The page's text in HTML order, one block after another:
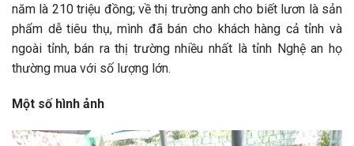
năm là 210 triệu đồng; về thị trường anh cho biết lươn là sản
phẩm dễ tiêu thụ, mình đã bán cho khách hàng cả tỉnh và
ngoài tỉnh, bán ra thị trường nhiều nhất là tỉnh Nghệ an họ
thường mua với số lượng lớn.
Một số hình ảnh